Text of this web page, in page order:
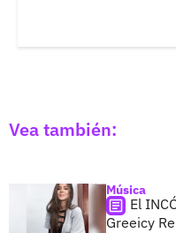
Vea también:
Música
El
Greeicy